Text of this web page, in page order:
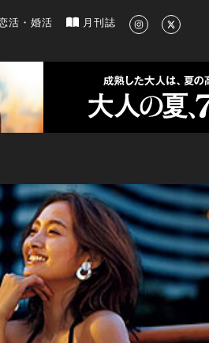
ルメ、洗練されたライフスタイル情報
活・婚活 月刊誌